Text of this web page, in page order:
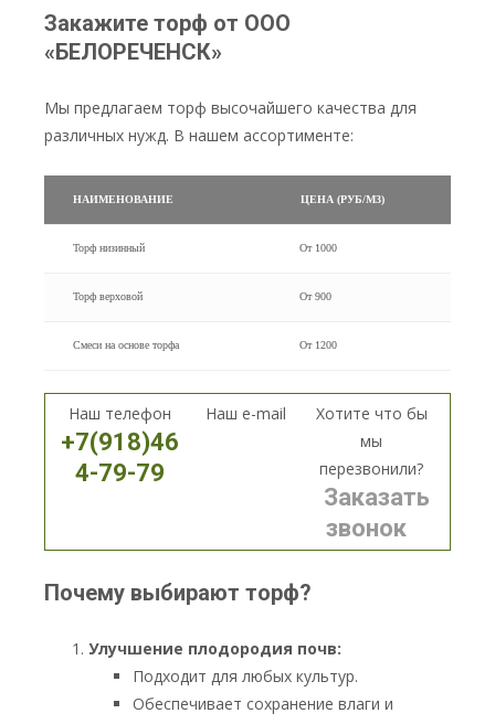
Закажите торф от ООО
«БЕЛОРЕЧЕНСК»
Мы предлагаем торф высочайшего качества для
различных нужд. В нашем ассортименте:
НАИМЕНОВАНИЕ ЦЕНА (РУБ/М3)
Торф низинный От 1000
Торф верховой От 900
Смеси на основе торфа От 1200
Наш телефон
+7(918)46
4-79-79
Наш e-mail
Хотите что бы
мы
перезвонили?
Заказать
звонок
Почему выбирают торф?
Улучшение плодородия почв:
Подходит для любых культур.
Обеспечивает сохранение влаги и